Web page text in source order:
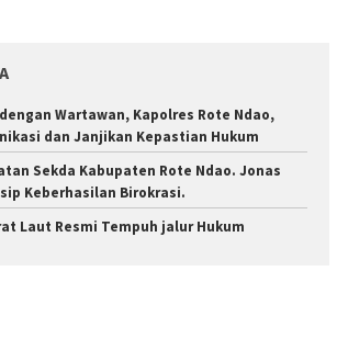
Wartawan, Kapolres Rote Ndao,
dan Janjikan Kepastian Hukum
Sekda Kabupaten Rote Ndao. Jonas
Keberhasilan Birokrasi.
Laut Resmi Tempuh jalur Hukum